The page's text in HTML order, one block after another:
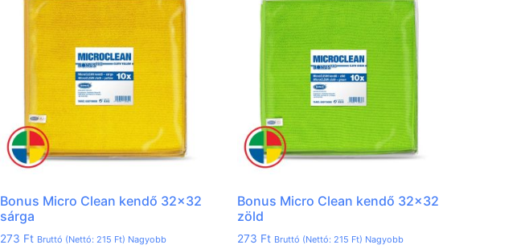
Bonus Micro Clean kendő 32×32
sárga
273 Ft Bruttó (Nettó:215 Ft) Nagyobb
Bonus Micro Clean kendő 32×32
zöld
273 Ft Bruttó (Nettó:215 Ft) Nagyobb